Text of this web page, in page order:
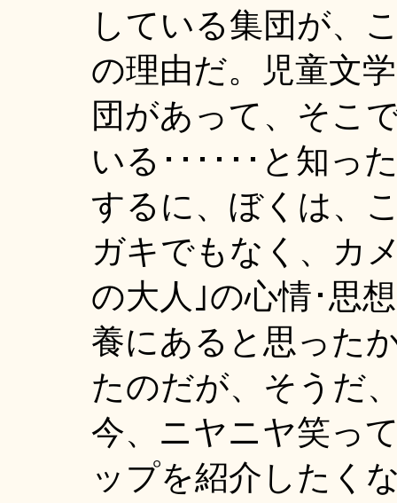
している集団が、
の理由だ。児童文
団があって、そこ
いる･･････と知っ
するに、ぼくは、
ガキでもなく、カ
の大人｣の心情･思
養にあると思った
たのだが、そうだ
今、ニヤニヤ笑っ
ップを紹介したく